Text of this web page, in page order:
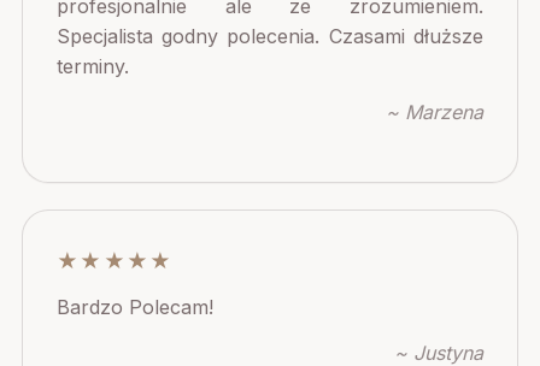
profesjonalnie ale ze zrozumieniem.
Specjalista godny polecenia. Czasami dłuższe
terminy.
~ Marzena
★★★★★
Bardzo Polecam!
~ Justyna